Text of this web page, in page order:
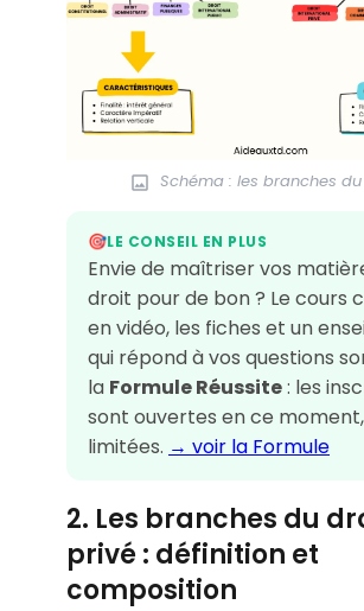
Schéma : les branches
🎯LE CONSEIL EN PLUS
Envie de maîtriser vos
droit pour de bon ? Le cours
en vidéo, les fiches et un
qui répond à vos questions
la Formule Réussite: les
sont ouvertes en ce
limitées. → voir la Formule
2. Les branches du
privé : définition et
composition